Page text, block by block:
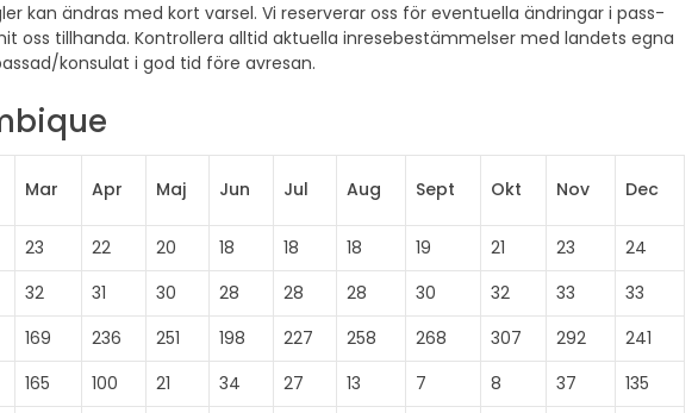
kan ändras med kort varsel. Vi reserverar oss för eventuella ändringar i pass-
oss tillhanda. Kontrollera alltid aktuella inresebestämmelser med landets egna
konsulat i god tid före avresan.
Mar Apr Maj Jun Jul Aug Sept Okt Nov Dec
23 22 20 18 18 18 19 21 23
24
32 31 30 28 28 28 30 32 33
33
169 236 251 198 227 258 268 307 292
241
165 100 21 34 27 13 7 8 37
135